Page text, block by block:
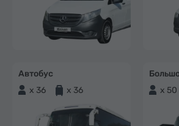
Автобус
x 36
x 36
x 50